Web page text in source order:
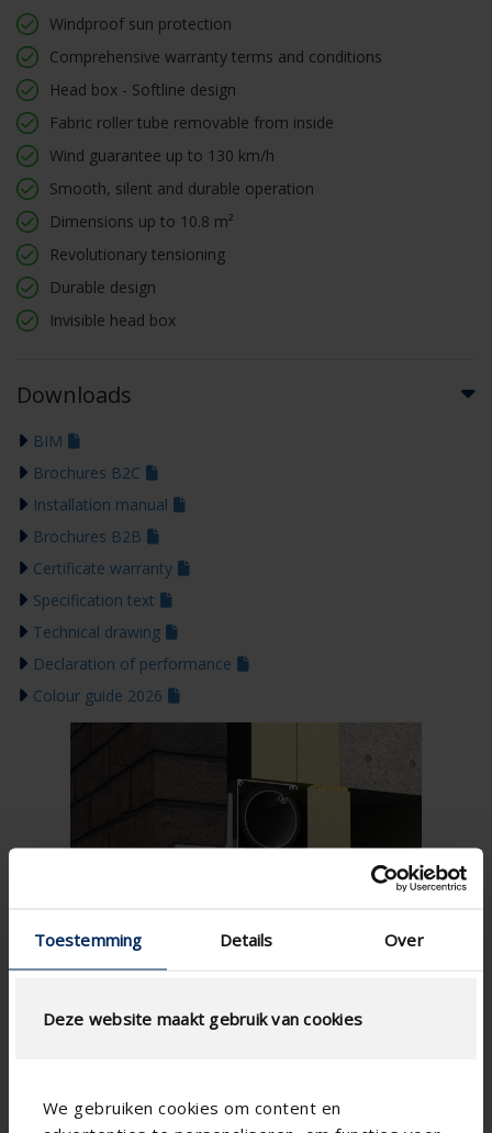
Toestemming Details Over
Deze website maakt gebruik van cookies
We gebruiken cookies om content en
Windproof sun protection
Comprehensive warranty terms and conditions
Head box - Softline design
Fabric roller tube removable from inside
Wind guarantee up to 130 km/h
Smooth, silent and durable operation
Dimensions up to 10.8 m²
Revolutionary tensioning
Durable design
Invisible head box
Downloads
BIM
Brochures B2C
Installation manual
Brochures B2B
Certificate warranty
Specification text
Technical drawing
Declaration of performance
Colour guide 2026